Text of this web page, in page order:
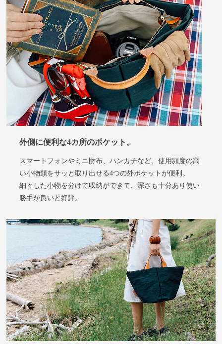
外側に便利な4カ所のポケット 。
スマートフォンやミニ財布、ハンカチなど、使用頻度の高
い小物類をサッと取り出せる4つの外ポケットが便利。
細々した小物を分けて収納ができて、深さも十分あり使い
勝手が良いと好評。